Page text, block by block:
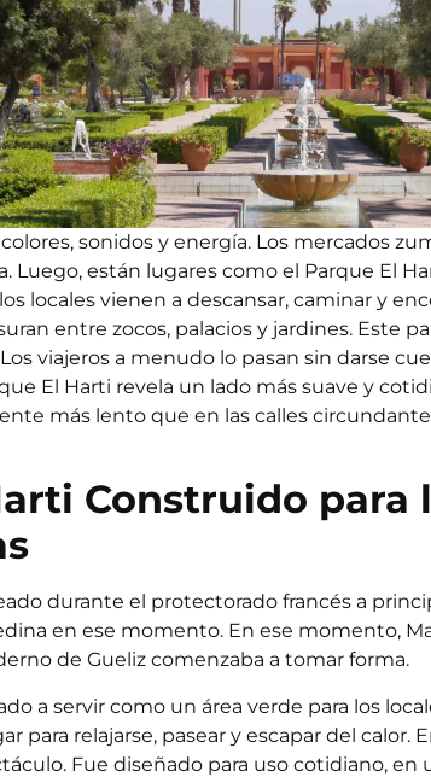
sonidos y energía. Los mercados
Luego, están lugares como el Parque El
locales vienen a descansar, caminar y
entre zocos, palacios y jardines. Este
viajeros a menudo lo pasan sin darse
El Harti revela un lado más suave y
más lento que en las calles
Construido para
durante el protectorado francés a
en ese momento. En ese momento,
de Gueliz comenzaba a tomar forma.
a servir como un área verde para los
para relajarse, pasear y escapar del calor.
Fue diseñado para uso cotidiano,